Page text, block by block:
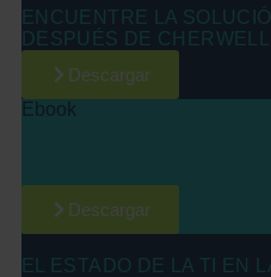
ENCUENTRE LA
DESPUÉS DE CHERWELL
Descargar
Ebook
Descargar
EL ESTADO DE LA TI EN